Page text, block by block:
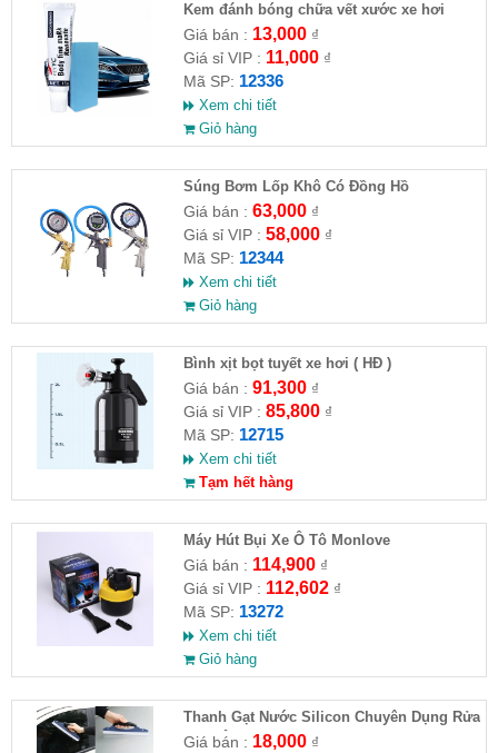
Kem đánh bóng chữa vết xước xe hơi
Giá bán : 13,000₫
Giá sỉ VIP : 11,000₫
Mã SP: 12336
Xem chi tiết
Giỏ hàng
Súng Bơm Lốp Khô Có Đồng Hồ
Giá bán : 63,000₫
Giá sỉ VIP : 58,000₫
Mã SP: 12344
Xem chi tiết
Giỏ hàng
Bình xịt bọt tuyết xe hơi ( HĐ )
Giá bán : 91,300₫
Giá sỉ VIP : 85,800₫
Mã SP: 12715
Xem chi tiết
Tạm hết hàng
Máy Hút Bụi Xe Ô Tô Monlove
Giá bán : 114,900₫
Giá sỉ VIP : 112,602₫
Mã SP: 13272
Xem chi tiết
Giỏ hàng
Thanh Gạt Nước Silicon Chuyên Dụng Rửa
Kính Ô Tô, Xe Hơi
Giá bán : 18,000₫